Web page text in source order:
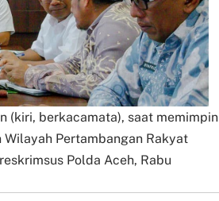
(kiri, berkacamata), saat memimpin
Wilayah Pertambangan Rakyat
Polda Aceh, Rabu